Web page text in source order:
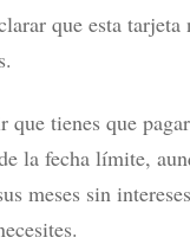
que esta tarjeta
que tienes que
la fecha límite,
meses sin